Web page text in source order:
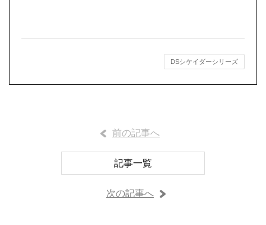
DSシケイダーシリーズ
前の記事へ
記事一覧
次の記事へ